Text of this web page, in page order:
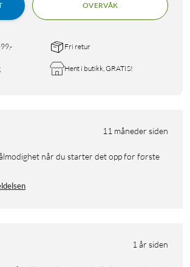
OVERVÅK
Fri retur
Hent i butikk, GRATIS!
11 måneder siden
1 år siden